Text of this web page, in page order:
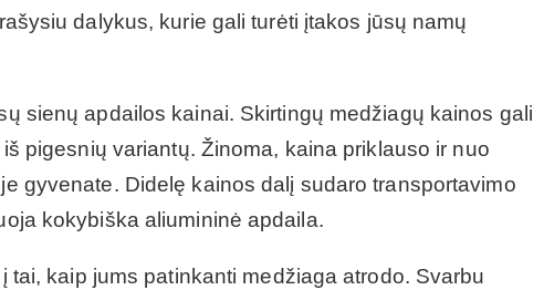
dalykus, kurie gali turėti įtakos jūsų namų
sienų apdailos kainai. Skirtingų medžiagų kainos gali
pigesnių variantų. Žinoma, kaina priklauso ir nuo
gyvenate. Didelę kainos dalį sudaro transportavimo
kokybiška aliumininė apdaila.
kaip jums patinkanti medžiaga atrodo. Svarbu